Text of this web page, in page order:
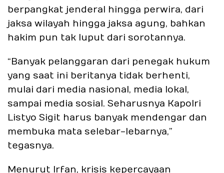
berpangkat jenderal hingga perwira, dari
jaksa wilayah hingga jaksa agung, bahkan
hakim pun tak luput dari sorotannya.
“Banyak pelanggaran dari penegak hukum
yang saat ini beritanya tidak berhenti,
mulai dari media nasional, media lokal,
sampai media sosial. Seharusnya Kapolri
Listyo Sigit harus banyak mendengar dan
membuka mata selebar-lebarnya,”
tegasnya.
Menurut Irfan, krisis kepercayaan